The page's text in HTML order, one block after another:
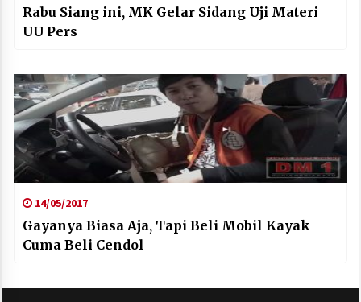
Rabu Siang ini, MK Gelar Sidang Uji Materi
UU Pers
14/05/2017
Gayanya Biasa Aja, Tapi Beli Mobil Kayak
Cuma Beli Cendol